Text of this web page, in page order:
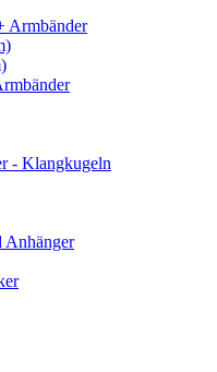
Armbänder
- Klangkugeln
Anhänger